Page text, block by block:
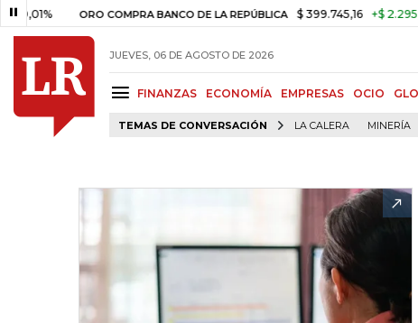
ORO COMPRA BANCO DE LA REPÚBLICA $ 399.745,16 +$ 2.295,71
JUEVES, 06 DE AGOSTO DE 2026
FINANZAS ECONOMÍA EMPRESAS OCIO
TEMAS DE CONVERSACIÓN LA CALERA MINERÍA